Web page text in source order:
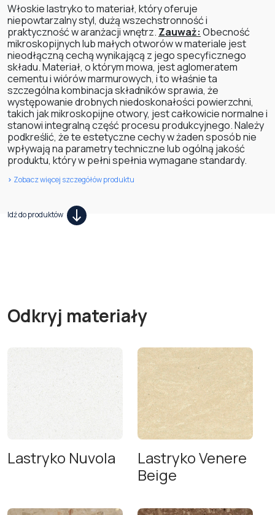
Włoskie lastryko to materiał, który oferuje
niepowtarzalny styl, dużą wszechstronność i
praktyczność w aranżacji wnętrz. Zauważ: Obecność
mikroskopijnych lub małych otworów w materiale jest
nieodłączną cechą wynikającą z jego specyficznego
składu. Materiał, o którym mowa, jest aglomeratem
cementu i wiórów marmurowych, i to właśnie ta
szczególna kombinacja składników sprawia, że
występowanie drobnych niedoskonałości powierzchni,
takich jak mikroskopijne otwory, jest całkowicie normalne i
stanowi integralną część procesu produkcyjnego. Należy
podkreślić, że te estetyczne cechy w żaden sposób nie
wpływają na parametry techniczne lub ogólną jakość
produktu, który w pełni spełnia wymagane standardy.
> Zobacz więcej szczegółów produktu
Idź do produktów
Odkryj materiały
Lastryko Nuvola
Lastryko Venere
Beige